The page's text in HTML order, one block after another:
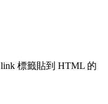
標籤貼到 HTML 的